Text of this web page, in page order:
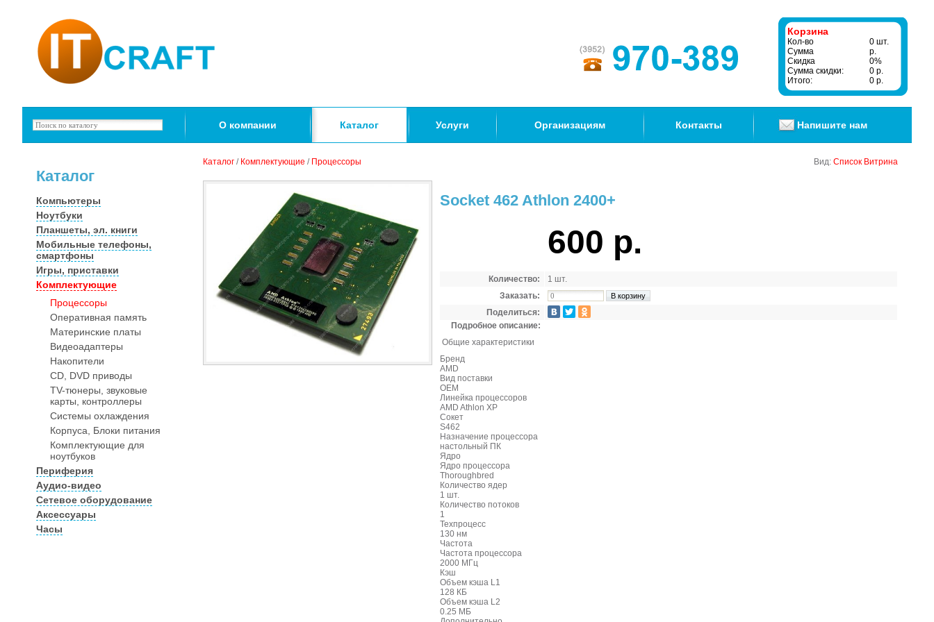
Корзина
Кол-во
0 шт.
Сумма
р.
Скидка
0%
Сумма скидки:
0 р.
Итого:
0 р.
О компании Каталог Услуги Организациям Контакты Напишите нам
Каталог
Компьютеры
Ноутбуки
Планшеты, эл. книги
Мобильные телефоны,
смартфоны
Игры, приставки
Комплектующие
Процессоры
Оперативная память
Материнские платы
Видеоадаптеры
Накопители
CD, DVD приводы
TV-тюнеры, звуковые
карты, контроллеры
Системы охлаждения
Корпуса, Блоки питания
Комплектующие для
ноутбуков
Периферия
Аудио-видео
Сетевое оборудование
Аксессуары
Часы
Каталог / Комплектующие / Процессоры Вид: Список Витрина
Socket 462 Athlon 2400+
600 р.
Количество:
1 шт.
Заказать:
Поделиться:
Подробное описание:
Общие характеристики
Бренд
AMD
Вид поставки
OEM
Линейка процессоров
AMD Athlon XP
Сокет
S462
Назначение процессора
настольный ПК
Ядро
Ядро процессора
Thoroughbred
Количество ядер
1 шт.
Количество потоков
1
Техпроцесс
130 нм
Частота
Частота процессора
2000 МГц
Кэш
Объем кэша L1
128 КБ
Объем кэша L2
0.25 МБ